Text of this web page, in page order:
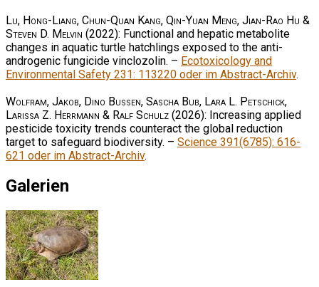
Lu, Hong-Liang, Chun-Quan Kang, Qin-Yuan Meng, Jian-Rao Hu &
Steven D. Melvin (2022): Functional and hepatic metabolite
changes in aquatic turtle hatchlings exposed to the anti-
androgenic fungicide vinclozolin. – Ecotoxicology and
Environmental Safety 231: 113220 oder im Abstract-Archiv.
Wolfram, Jakob, Dino Bussen, Sascha Bub, Lara L. Petschick,
Larissa Z. Herrmann & Ralf Schulz (2026): Increasing applied
pesticide toxicity trends counteract the global reduction
target to safeguard biodiversity. – Science 391(6785): 616-
621 oder im Abstract-Archiv.
Galerien